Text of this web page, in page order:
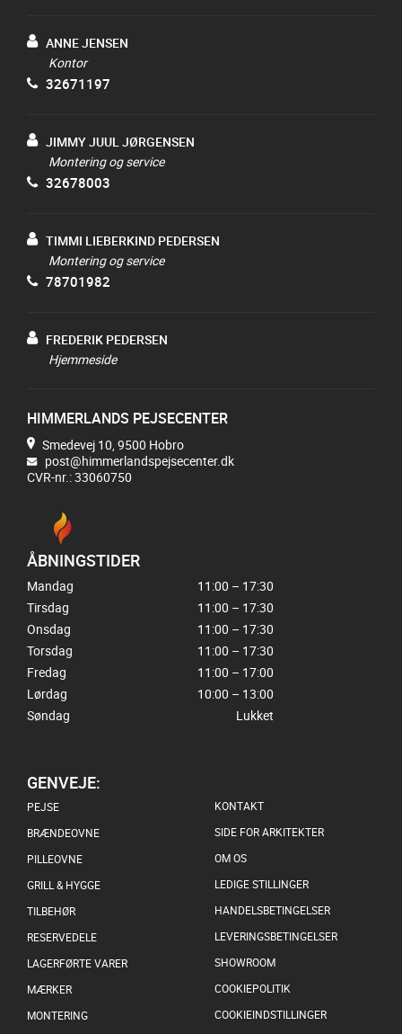
ANNE JENSEN
Kontor
32671197
JIMMY JUUL JØRGENSEN
Montering og service
32678003
TIMMI LIEBERKIND PEDERSEN
Montering og service
78701982
FREDERIK PEDERSEN
Hjemmeside
HIMMERLANDS PEJSECENTER
Smedevej 10, 9500 Hobro
post@himmerlandspejsecenter.dk
CVR-nr.: 33060750
ÅBNINGSTIDER
Mandag
11:00 – 17:30
Tirsdag
11:00 – 17:30
Onsdag
11:00 – 17:30
Torsdag
11:00 – 17:30
Fredag
11:00 – 17:00
Lørdag
10:00 – 13:00
Søndag
Lukket
GENVEJE:
PEJSE
BRÆNDEOVNE
PILLEOVNE
GRILL & HYGGE
TILBEHØR
RESERVEDELE
LAGERFØRTE VARER
MÆRKER
MONTERING
KONTAKT
SIDE FOR ARKITEKTER
OM OS
LEDIGE STILLINGER
HANDELSBETINGELSER
LEVERINGSBETINGELSER
SHOWROOM
COOKIEPOLITIK
COOKIEINDSTILLINGER